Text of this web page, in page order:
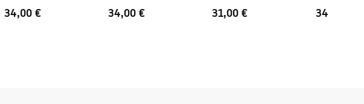
34,00 € 34,00 € 31,00 € 34,00 €